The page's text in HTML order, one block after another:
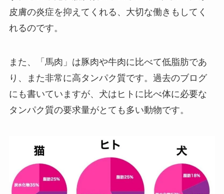
皮膚の炎症を抑えてくれる、大切な働きもしてく
れるのです。
また、「馬肉」は豚肉や牛肉に比べて低脂肪であ
り、また非常に高タンパク質です。過去のブログ
にも書いていますが、犬はヒトに比べ体に必要な
タンパク質の要求量がとても多い動物です。